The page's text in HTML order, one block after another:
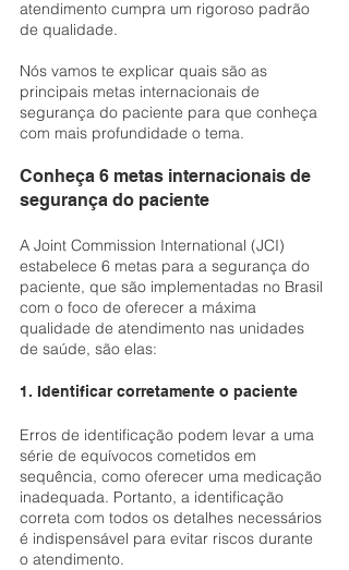
atendimento cumpra um rigoroso padrão
de qualidade.
Nós vamos te explicar quais são as
principais metas internacionais de
segurança do paciente para que conheça
com mais profundidade o tema.
Conheça 6 metas internacionais de
segurança do paciente
A Joint Commission International (JCI)
estabelece 6 metas para a segurança do
paciente, que são implementadas no Brasil
com o foco de oferecer a máxima
qualidade de atendimento nas unidades
de saúde, são elas:
1. Identificar corretamente o paciente
Erros de identificação podem levar a uma
série de equívocos cometidos em
sequência, como oferecer uma medicação
inadequada. Portanto, a identificação
correta com todos os detalhes necessários
é indispensável para evitar riscos durante
o atendimento.